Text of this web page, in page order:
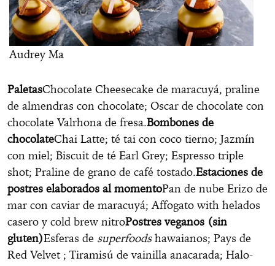
Audrey Ma
PaletasChocolate Cheesecake de maracuyá, praline
de almendras con chocolate; Oscar de chocolate con
chocolate Valrhona de fresa.Bombones de
chocolateChai Latte; té tai con coco tierno; Jazmín
con miel; Biscuit de té Earl Grey; Espresso triple
shot; Praline de grano de café tostado.Estaciones de
postres elaborados al momentoPan de nube Erizo de
mar con caviar de maracuyá; Affogato with helados
casero y cold brew nitroPostres veganos (sin
gluten)Esferas de superfoodshawaianos; Pays de
Red Velvet ; Tiramisú de vainilla anacarada; Halo-